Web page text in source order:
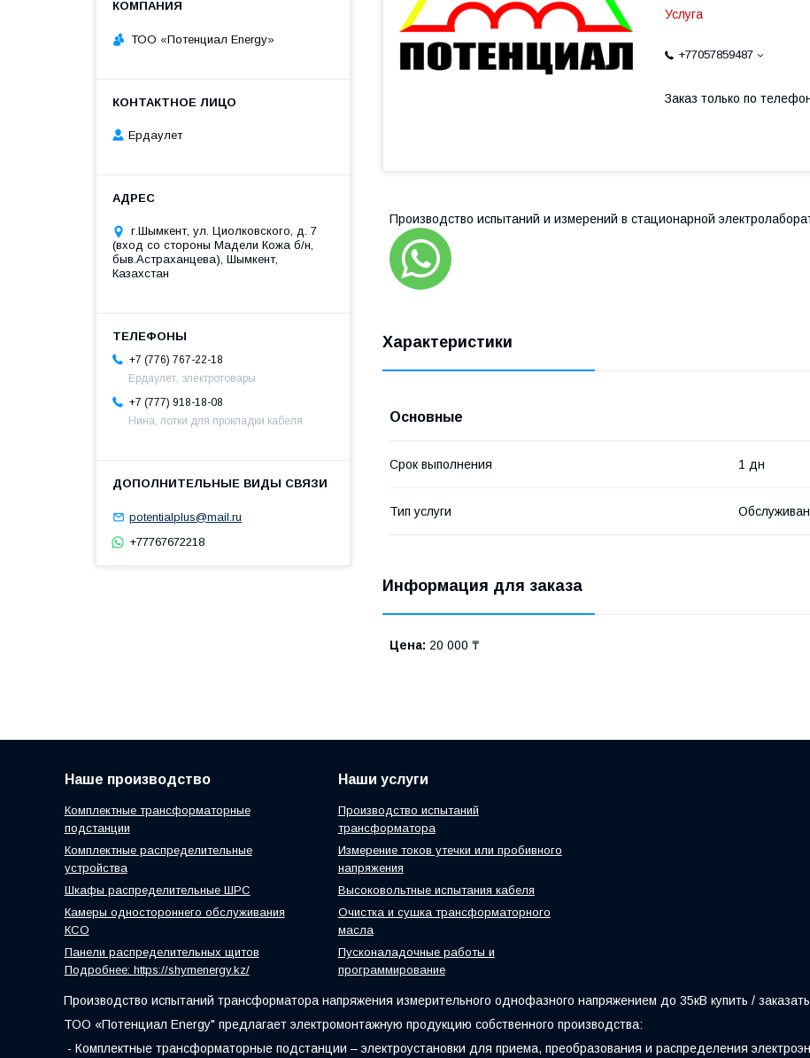
Услуга
+77057859487
Заказ только по
Производство испытаний и измерений в стационарной
Характеристики
Основные
Срок выполнения 1 дн
Тип услуги
Информация для заказа
Цена: 20 000 ₸
ТОО «‎Потенциал Energy»‎
Ердаулет
г.Шымкент, ул. Циолковского, д. 7
(вход со стороны Мадели Кожа б/н,
быв.Астраханцева), Шымкент,
Казахстан
+7 (776) 767-22-18
Ердаулет, электротовары
+7 (777) 918-18-08
Нина, лотки для прокладки кабеля
potentialplus@mail.ru
+77767672218
Наше производство
Комплектные трансформаторные
подстанции
Комплектные распределительные
устройства
Шкафы распределительные ШРС
Камеры одностороннего обслуживания
КСО
Панели распределительных щитов
Подробнее: https://shymenergy.kz/
Наши услуги
Производство испытаний
трансформатора
Измерение токов утечки или пробивного
напряжения
Высоковольтные испытания кабеля
Очистка и сушка трансформаторного
масла
Пусконаладочные работы и
программирование
Производство испытаний трансформатора напряжения измерительного однофазного напряжением до 35кВ купить /
ТОО «Потенциал Energy" предлагает электромонтажную продукцию собственного производства:
- Комплектные трансформаторные подстанции – электроустановки для приема, преобразования и распределения